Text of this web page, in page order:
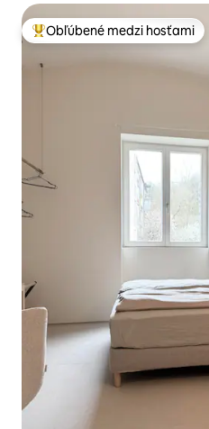
Najobľúbenejšie medzi hosťami
Obľúbené medzi hosťami